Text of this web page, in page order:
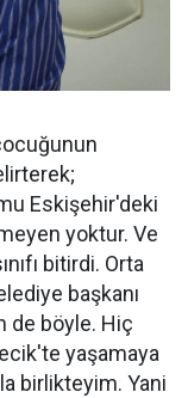
Eskişehir'deki
yoktur. Ve
bitirdi. Orta
başkanı
de böyle. Hiç
yaşamaya
birlikteyim. Yani